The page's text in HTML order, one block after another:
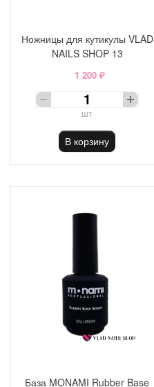
Ножницы для кутикулы VLAD
NAILS SHOP 13
1 200 ₽
шт
В корзину
База MONAMI Rubber Base